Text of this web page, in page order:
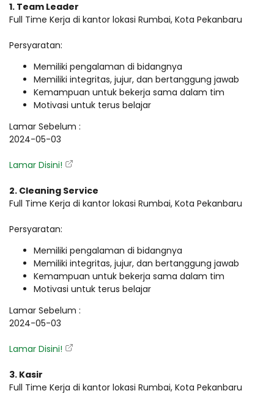
1. Team Leader
Full Time Kerja di kantor lokasi Rumbai, Kota Pekanbaru
Persyaratan:
Memiliki pengalaman di bidangnya
Memiliki integritas, jujur, dan bertanggung jawab
Kemampuan untuk bekerja sama dalam tim
Motivasi untuk terus belajar
Lamar Sebelum :
2024-05-03
Lamar Disini!
2. Cleaning Service
Full Time Kerja di kantor lokasi Rumbai, Kota Pekanbaru
Persyaratan:
Memiliki pengalaman di bidangnya
Memiliki integritas, jujur, dan bertanggung jawab
Kemampuan untuk bekerja sama dalam tim
Motivasi untuk terus belajar
Lamar Sebelum :
2024-05-03
Lamar Disini!
3. Kasir
Full Time Kerja di kantor lokasi Rumbai, Kota Pekanbaru